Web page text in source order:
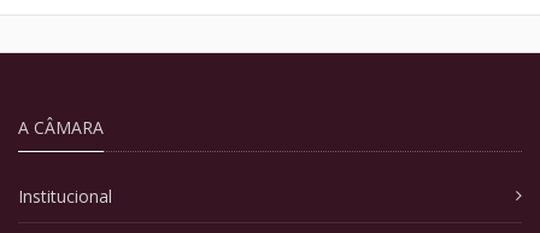
A CÂMARA
Institucional